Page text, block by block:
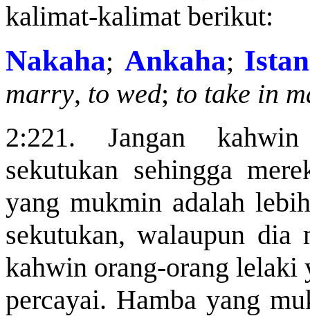
kalimat-kalimat berikut:
Nakaha; Ankaha;
marry, to wed; to take in
2:221. Jangan kahwin
sekutukan sehingga
yang mukmin adalah
sekutukan, walaupun
kahwin orang-orang lelaki
percayai. Hamba yang